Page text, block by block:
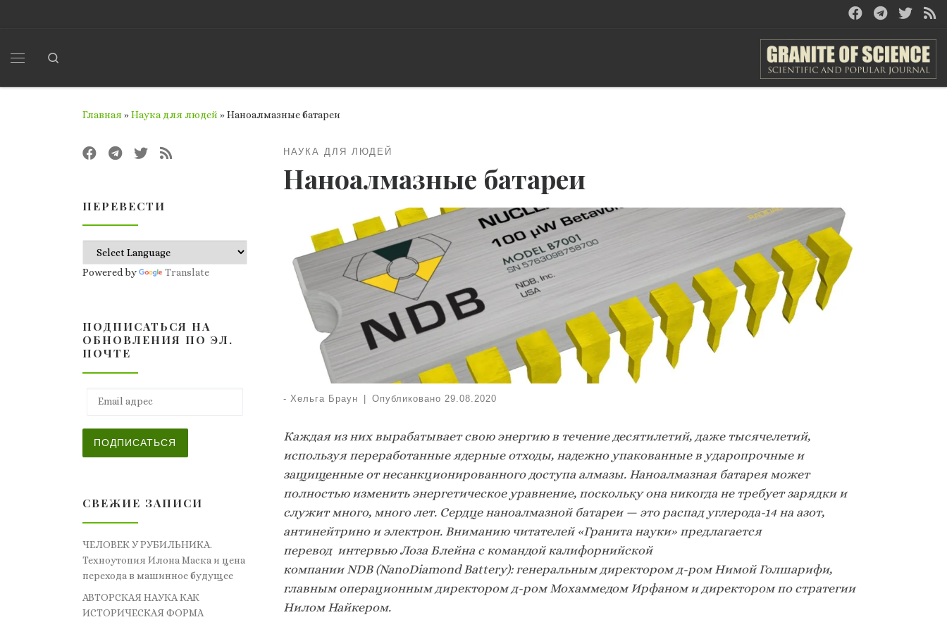
Главная »Наука для людей »Наноалмазные батареи
НАУКА ДЛЯ ЛЮДЕЙ
Наноалмазные батареи
- Хельга Браун Опубликовано 29.08.2020
Каждая из них вырабатывает свою энергию в течение десятилетий, даже тысячелетий,
используя переработанные ядерные отходы, надежно упакованные в ударопрочные и
защищенные от несанкционированного доступа алмазы. Наноалмазная батарея может
полностью изменить энергетическое уравнение, поскольку она никогда не требует зарядки и
служит много, много лет. Сердце наноалмазной батареи — это распад углерода-14 на азот,
антинейтрино и электрон. Вниманию читателей «Гранита науки» предлагается
перевод интервью Лоза Блейна с командой калифорнийской
компании NDB (NanoDiamondBattery): генеральным директором д-ром Нимой Голшарифи,
главным операционным директором д-ром Мохаммедом Ирфаном и директором по стратегии
Нилом Найкером.
ПЕРЕВЕСТИ
Powered by Translate
ПОДПИСАТЬСЯ НА
ОБНОВЛЕНИЯ ПО ЭЛ.
ПОЧТЕ
ПОДПИСАТЬСЯ
СВЕЖИЕ ЗАПИСИ
ЧЕЛОВЕК У РУБИЛЬНИКА.
Техноутопия Илона Маска и цена
перехода в машинное будущее
АВТОРСКАЯ НАУКА КАК
ИСТОРИЧЕСКАЯ ФОРМА